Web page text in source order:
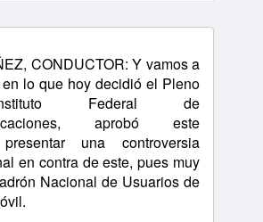
CONDUCTOR: Y vamos a
lo que hoy decidió el Pleno
Federal de
aprobó este
una controversia
en contra de este, pues muy
Nacional de Usuarios de